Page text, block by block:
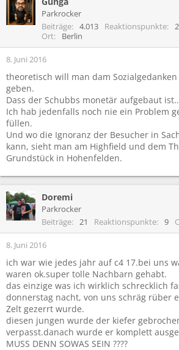
Parkrocker
Beiträge
4.013 Reaktionspunkte
Ort
Berlin
8. Juni 2016
theoretisch will man dam
geben.
Dass der Schubbs monetär aufgebaut
Ich hab jedenfalls noch nie ein Problem
füllen.
Und wo die Ignoranz der Besucher in
kann, sieht man am Highfield und dem
Grundstück in Hohenfelden.
Doremi
Parkrocker
Beiträge
21 Reaktionspunkte 9
8. Juni 2016
ich war wie jedes jahr auf c4 17.bei uns
waren ok.super tolle Nachbarn gehabt.
das einzige was ich wirklich schrecklich
donnerstag nacht, von uns schräg rüber
Zelt gezerrt wurde.
diesen jungen wurde der kiefer
verpasst.danach wurde er komplett
MUSS DENN SOWAS SEIN ????